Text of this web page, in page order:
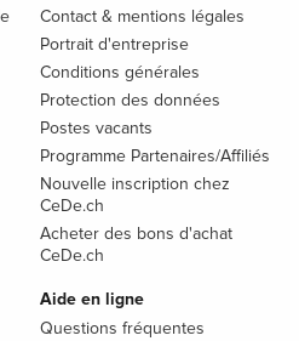
Contact & mentions légales
Portrait d'entreprise
Conditions générales
Protection des données
Postes vacants
Programme Partenaires/Affiliés
Nouvelle inscription chez
CeDe.ch
Acheter des bons d'achat
CeDe.ch
Aide en ligne
Questions fréquentes